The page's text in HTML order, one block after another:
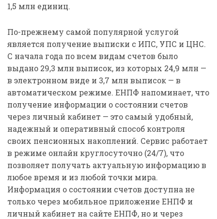
1,5 млн единиц.
По-прежнему самой популярной услугой
является получение выписки с ИПС, УПС и ЦНС.
С начала года по всем видам счетов было
выдано 29,3 млн выписок, из которых 24,9 млн —
в электронном виде и 3,7 млн выписок — в
автоматическом режиме. ЕНПФ напоминает, что
получение информации о состоянии счетов
через личный кабинет — это самый удобный,
надежный и оперативный способ контроля
своих пенсионных накоплений. Сервис работает
в режиме онлайн круглосуточно (24/7), что
позволяет получать актуальную информацию в
любое время и из любой точки мира.
Информация о состоянии счетов доступна не
только через мобильное приложение ЕНПФ и
личный кабинет на сайте ЕНПФ, но и через